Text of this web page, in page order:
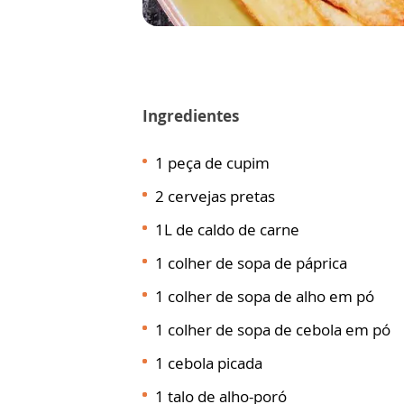
Ingredientes
1 peça de cupim
2 cervejas pretas
1L de caldo de carne
1 colher de sopa de páprica
1 colher de sopa de alho em pó
1 colher de sopa de cebola em pó
1 cebola picada
1 talo de alho-poró